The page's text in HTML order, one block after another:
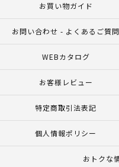
お買い物ガイド
お問い合わせ - よくあるご質問
WEBカタログ
お客様レビュー
特定商取引法表記
個人情報ポリシー
おトクな